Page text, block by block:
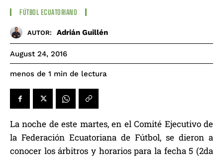
FÚTBOL ECUATORIANO
AUTOR: Adrián Guillén
August 24, 2016
menos de 1 min de lectura
La noche de este martes, en el Comité Ejecutivo de
la Federación Ecuatoriana de Fútbol, se dieron a
conocer los árbitros y horarios para la fecha 5 (2da